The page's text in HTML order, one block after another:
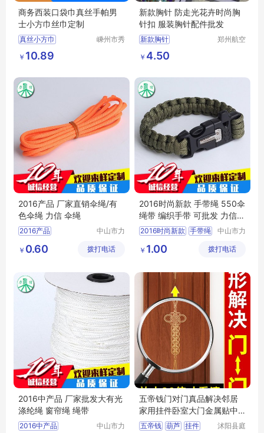
商务西装口袋巾真丝手帕男
士小方巾丝巾定制
真丝小方巾
小方巾定制
男士西装口袋巾
嵊州市秀
￥ 10.89
新款胸针 防走光花卉时尚胸
针扣 服装胸针配件批发
新款胸针
防走光花卉时尚胸针扣
服装胸针配件批发
郑州航空
￥ 4.50
2016产品 厂家直销伞绳/有
色伞绳 力信 伞绳
2016产品
有色伞绳
中山市力
造有限公
￥ 0.60 拨打电话
2016时尚新款 手带绳 550伞
绳带 编织手带 可批发 力信
编制手带
2016时尚新款 手带绳
可批发
中山市力
造有限公
￥ 1.00 拨打电话
2016中产品 厂家批发大有光
涤纶绳 窗帘绳 绳带
2016中产品
中山市力
五帝钱门对门真品解决邻居
家用挂件卧室大门金属贴中
国结窗户镜子
五帝钱 葫芦 挂件
沭阳县庭